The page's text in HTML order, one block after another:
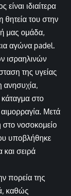
ιδιαίτερα
του στην
μας ομάδα,
αγώνα padel.
ισραηλινών
της υγείας
ανησυχία,
στο
Μετά
στο νοσοκομείο
υποβλήθηκε
και σειρά
πορεία της
καθώς